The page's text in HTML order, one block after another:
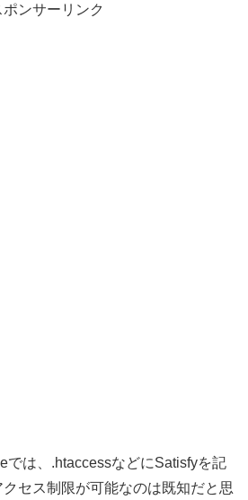
ポンサーリンク
では、.htaccessなどにSatisfyを記
セス制限が可能なのは既知だと思